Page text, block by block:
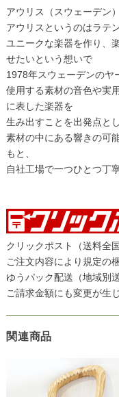
アウリス（スウェーデン）
アウリスというのはラテ
ユニークな楽器を作り、
せたいという想いで
1978年スウェーデンのヤ
使用する素材の音色や実
に表した楽器を
生み出すことを出発点と
素材の中にある響きの可
もと、
自社工場で一つひとつ丁
クリックポスト（送料全
ご注文内容により規定の
ゆうパック配送（地域別
ご請求金額にも変更が生
関連商品